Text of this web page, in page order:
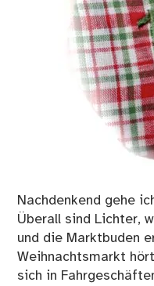
Nachdenkend gehe
Überall sind Lichter,
und die Marktbuden
Weihnachtsmarkt
sich in